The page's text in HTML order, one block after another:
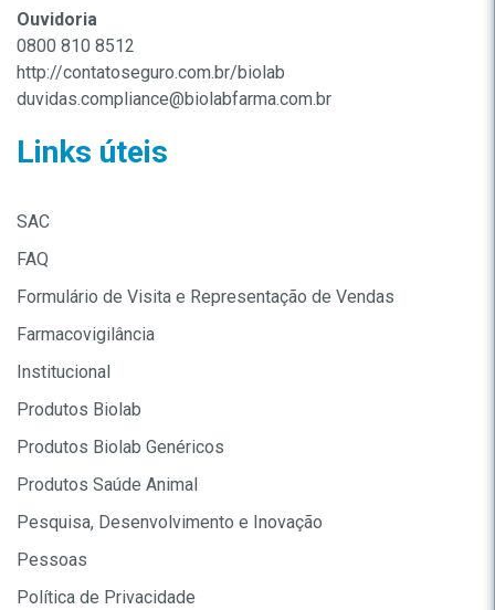
Ouvidoria
0800 810 8512
http://contatoseguro.com.br/biolab
duvidas.compliance@biolabfarma.com.br
Links úteis
SAC
FAQ
Formulário de Visita e Representação de Vendas
Farmacovigilância
Institucional
Produtos Biolab
Produtos Biolab Genéricos
Produtos Saúde Animal
Pesquisa, Desenvolvimento e Inovação
Pessoas
Política de Privacidade